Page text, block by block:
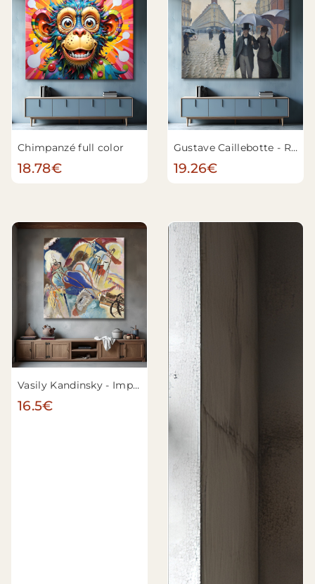
Chimpanzé full color
18.78€
Gustave Caillebotte - Rue de Paris ; Jour de pluie
19.26€
Vasily Kandinsky - Improvisation n°30 (Canons)
16.5€